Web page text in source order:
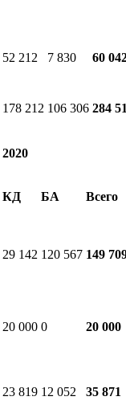
52 212 7 830 60
178 212 106 306 284
2020
КД БА Всего
29 142 120 567 149
20 000 0 20 000
23 819 12 052 35 871